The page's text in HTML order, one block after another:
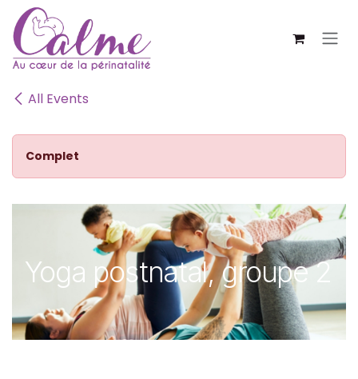
SE RENDRE AU CONTENU
All Events
Complet
Yoga postnatal, groupe 2